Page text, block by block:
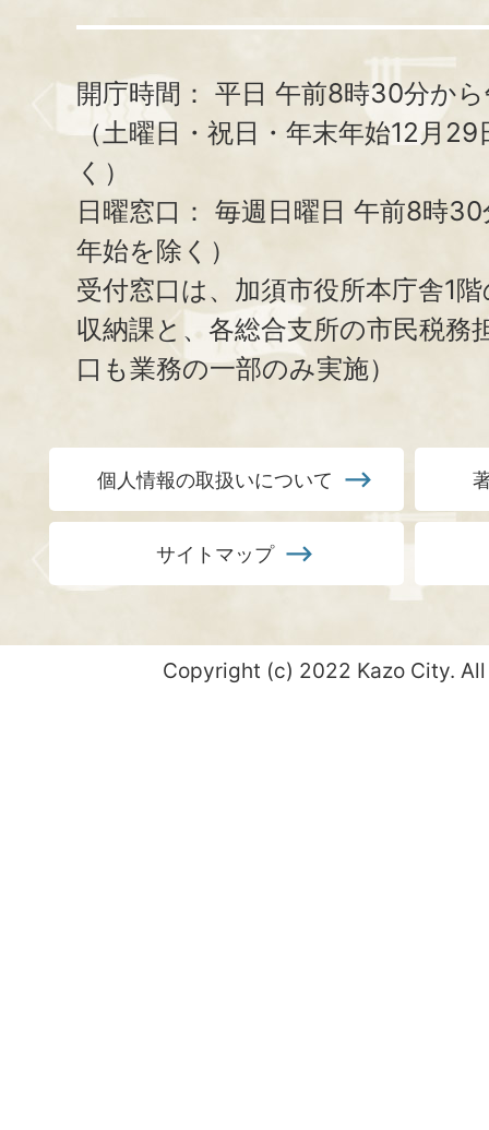
開庁時間： 平日 午前8時30分か
（土曜日・祝日・年末年始12月
く）
日曜窓口： 毎週日曜日 午前8時
年始を除く）
受付窓口は、加須市役所本庁舎1
収納課と、 各総合支所の市民税務
口も業務の一部のみ実施）
個人情報の取扱いについて
サイトマップ
Copyright (c) 2022 Kazo City.